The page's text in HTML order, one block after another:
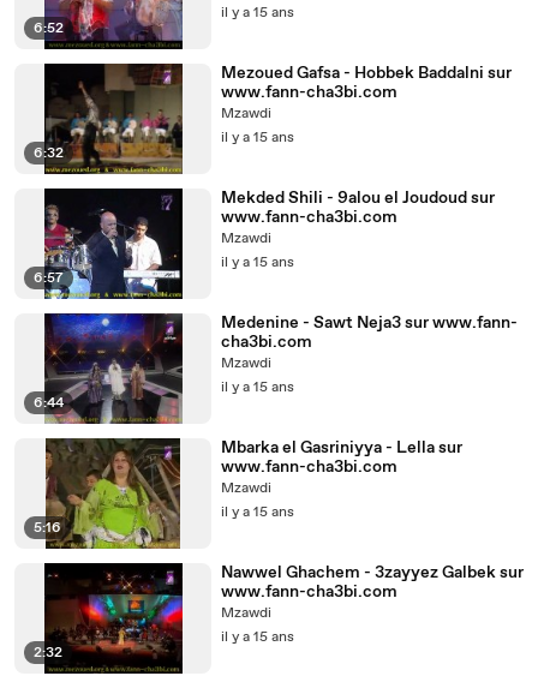
6:52
il y a 15 ans
6:32
Mezoued Gafsa - Hobbek Baddalni sur
www.fann-cha3bi.com
Mzawdi
il y a 15 ans
6:57
Mekded Shili - 9alou el Joudoud sur
www.fann-cha3bi.com
Mzawdi
il y a 15 ans
6:44
Medenine - Sawt Neja3 sur www.fann-
cha3bi.com
Mzawdi
il y a 15 ans
5:16
Mbarka el Gasriniyya - Lella sur
www.fann-cha3bi.com
Mzawdi
il y a 15 ans
2:32
Nawwel Ghachem - 3zayyez Galbek sur
www.fann-cha3bi.com
Mzawdi
il y a 15 ans